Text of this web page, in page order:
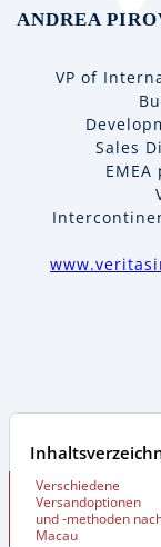
Verschiedene
Versandoptionen
und -methoden
Macau
ANDREA
VP of
Sales
EMEA